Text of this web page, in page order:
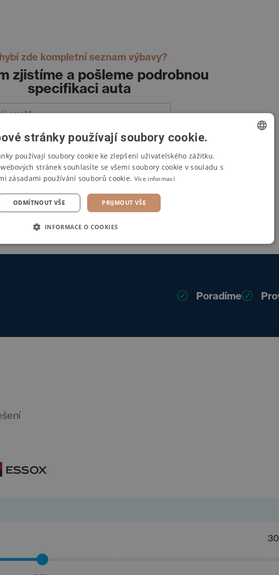
zde kompletní seznam výbavy?
zjistíme a pošleme podrobnou
specifikaci auta
email *
jméno *
telefon *
Pošlete mi specifikaci
Poradíme
stránky používají soubory cookie.
používají soubory cookie ke zlepšení uživatelského zážitku.
stránek souhlasíte se všemi soubory cookie v souladu s
zásadami používání souborů cookie. Více informací
PRIJMOUT VŠE
ODMÍTNOUT VŠE
INFORMACE O COOKIES